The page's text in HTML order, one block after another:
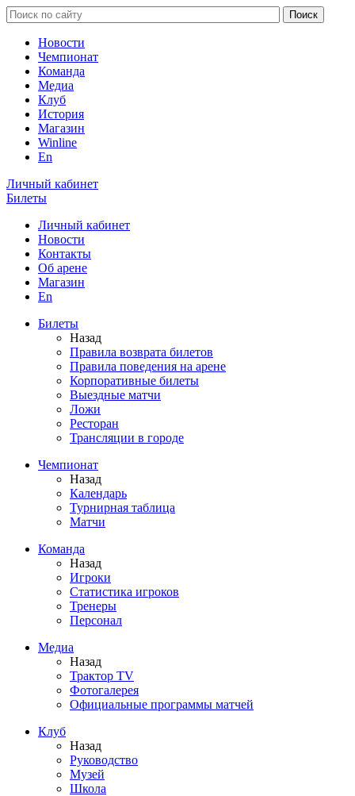
Новости
Чемпионат
Команда
Медиа
Клуб
История
Магазин
Winline
En
Личный кабинет
Билеты
Личный кабинет
Новости
Контакты
Об арене
Магазин
En
Билеты
Назад
Правила возврата билетов
Правила поведения на арене
Корпоративные билеты
Выездные матчи
Ложи
Ресторан
Трансляции в городе
Чемпионат
Назад
Календарь
Турнирная таблица
Матчи
Команда
Назад
Игроки
Статистика игроков
Тренеры
Персонал
Медиа
Назад
Трактор TV
Фотогалерея
Официальные программы матчей
Клуб
Назад
Руководство
Музей
Школа